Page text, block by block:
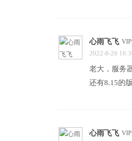
心雨飞飞
2022-8-26
老大，服务
还有8.15的
心雨飞飞